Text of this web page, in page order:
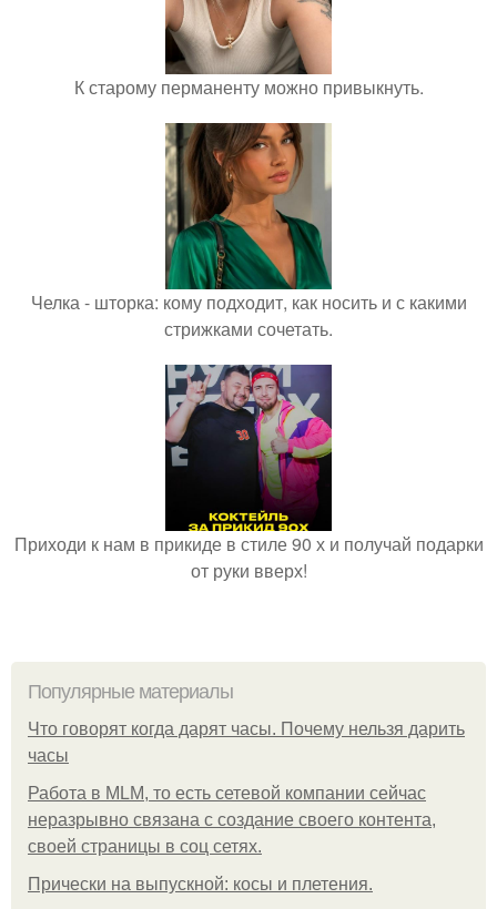
К старому перманенту можно привыкнуть.
Челка - шторка: кому подходит, как носить и с какими
стрижками сочетать.
Приходи к нам в прикиде в стиле 90 х и получай подарки
от руки вверх!
Популярные материалы
Что говорят когда дарят часы. Почему нельзя дарить
часы
Работа в MLM, то есть сетевой компании сейчас
неразрывно связана с создание своего контента,
своей страницы в соц сетях.
Прически на выпускной: косы и плетения.